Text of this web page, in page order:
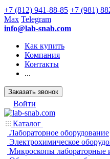
+7 (812) 941-88-85 +7 (981)
Max Telegram
info@lab-snab.com
Как купить
Компания
Контакты
...
Заказать звонок
Войти
Каталог
Лабораторное оборудование
Электрохимическое
Микроскопы лабораторные